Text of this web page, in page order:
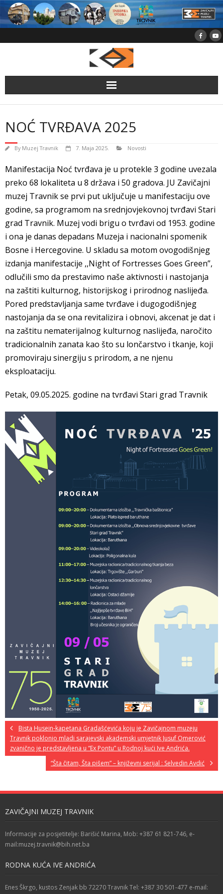
Skip
content
NOĆ TVRĐAVA 2025
By Muzej Travnik 7. Maja 2025. Novosti
Manifestacija Noć tvrđava je u protekle 3 godine uvezala
preko 68 lokaliteta u 8 država i 50 gradova. JU Zavičajni
muzej Travnik se prvi put uključuje u manifestaciju ove
godine, sa programom na srednjovjekovnoj tvrđavi Stari
grad Travnik. Muzej vodi brigu o tvrđavi od 1953. godine
i ona je danas depadans Muzeja i nacionalni spomenik
Bosne i Hercegovine. U skladu sa motom ovogodišnjeg
izdanja manifestacije ,,Night of Fortresses Goes Green”,
odlučili smo da prestavimo naše aktivnosti i nastojanja
na zaštiti kulturnog, historijskog i prirodnog naslijeđa.
Pored predstavljanja same tvrđave i dugogodišnjeg
nastojanja da se ona revitalizira i obnovi, akcenat je dat i
na zaštitu nematerijalnog kulturnog naslijeđa, naročito
tradicionalnih zanata kao što su lončarstvo i tkanje, koji
promoviraju sinergiju s prirodom, a ne njenu
eksploataciju.
Petak, 09.05.2025. godine na tvrđavi Stari grad Travnik
Bista Husein-kapetana Gradašćevića koju je Zavičajnom muzeju
Travnik poklonio mladi sarajevski akademski umjetnik Jusuf Omerović
zvanično je predstavljena u “Ex Pontu” u Rodnoj kući Ive Andrića.
“Šta čitam, Šta pišem” – književni serijal : Selvedin Avdić
ZAVIČAJNI MUZEJ TRAVNIK
Informacije za posjetitelje: Barišić Marina, Mob: +387 61 821-746, e-
mail:muzej.travnik@bih.net.ba
RODNA KUĆA IVE ANDRIĆA
Enes Škrgo, kustos Zenjak bb 72270 Travnik Tel: +387 30 501-477 e-mail: